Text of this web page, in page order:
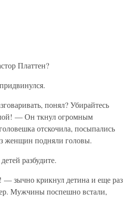
Платтен?
понял? Убирайтесь
— Он ткнул огромным
отскочила, посыпались
женщин подняли головы.
разбудите.
зычно крикнул детина и еще раз
Мужчины поспешно встали,